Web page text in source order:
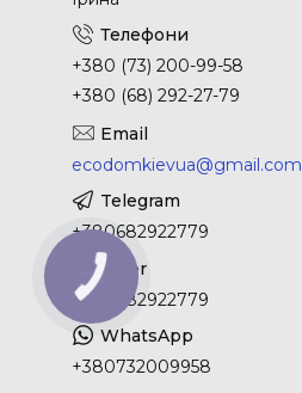
+380 (73) 200-99-58
+380 (68) 292-27-79
ecodomkievua@gmail.com
+380682922779
+380682922779
+380732009958
КНОПКА
ЗВ'ЯЗКУ